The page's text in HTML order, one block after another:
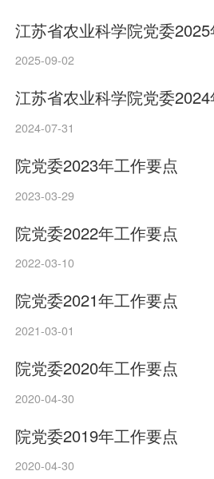
江苏省农业科学院党委
2025-09-02
江苏省农业科学院党委
2024-07-31
院党委2023年工作要点
2023-03-29
院党委2022年工作要点
2022-03-10
院党委2021年工作要点
2021-03-01
院党委2020年工作要点
2020-04-30
院党委2019年工作要点
2020-04-30